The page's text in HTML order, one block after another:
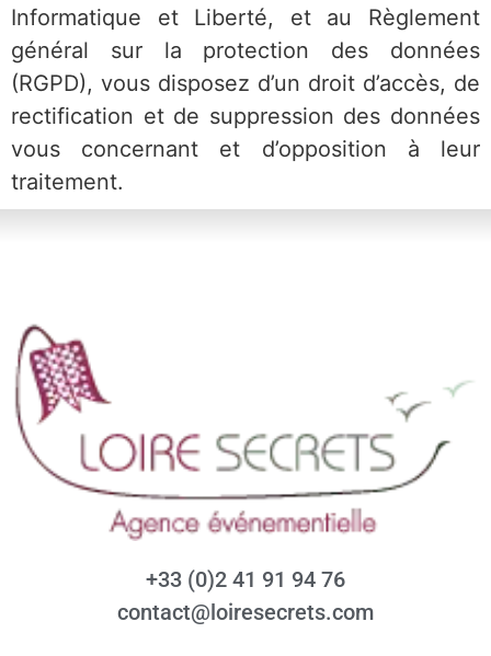
Informatique et Liberté, et au Règlement
général sur la protection des données
(RGPD), vous disposez d’un droit d’accès, de
rectification et de suppression des données
vous concernant et d’opposition à leur
traitement.
+33 (0)2 41 91 94 76
contact@loiresecrets.com